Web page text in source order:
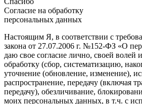
Согласие на обработку
персональных данных
Настоящим Я, в соответствии с
закона от 27.07.2006 г. №152-ФЗ «О
даю свое согласие лично, своей волей
обработку (сбор, систематизацию,
уточнение (обновление, изменение),
распространение, передачу (включая
передачу), обезличивание,
моих персональных данных, в т.ч. с